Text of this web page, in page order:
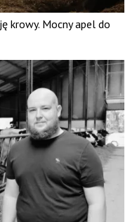
krowy. Mocny apel do